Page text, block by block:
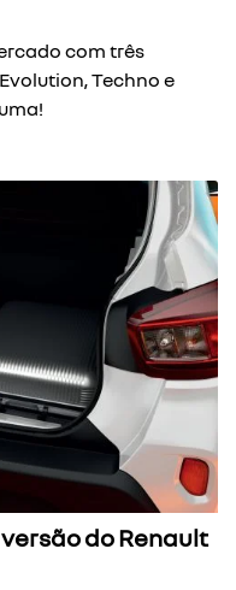
com três
Techno e
do Renault